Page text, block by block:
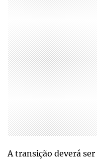
A transição deverá